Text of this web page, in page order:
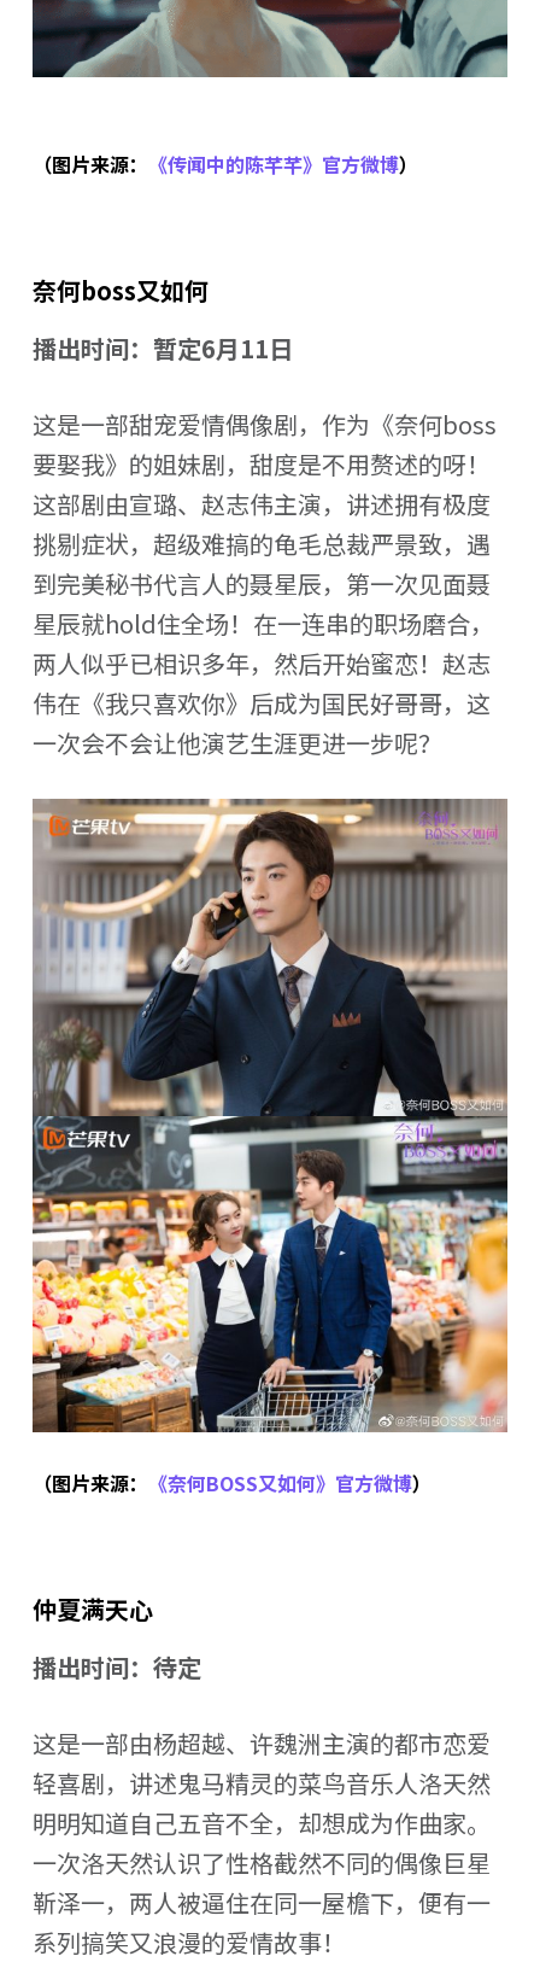
（图片来源： 《传闻中的陈芊芊》官方微博）
奈何boss又如何
播出时间：暂定6月11日
这是一部甜宠爱情偶像剧，作为《奈何boss
要娶我》的姐妹剧，甜度是不用赘述的呀！
这部剧由宣璐、赵志伟主演，讲述拥有极度
挑剔症状，超级难搞的龟毛总裁严景致，遇
到完美秘书代言人的聂星辰，第一次见面聂
星辰就hold住全场！在一连串的职场磨合，
两人似乎已相识多年，然后开始蜜恋！赵志
伟在《我只喜欢你》后成为国民好哥哥，这
一次会不会让他演艺生涯更进一步呢？
（图片来源： 《奈何BOSS又如何》官方微博）
仲夏满天心
播出时间：待定
这是一部由杨超越、许魏洲主演的都市恋爱
轻喜剧，讲述鬼马精灵的菜鸟音乐人洛天然
明明知道自己五音不全，却想成为作曲家。
一次洛天然认识了性格截然不同的偶像巨星
靳泽一，两人被逼住在同一屋檐下，便有一
系列搞笑又浪漫的爱情故事！